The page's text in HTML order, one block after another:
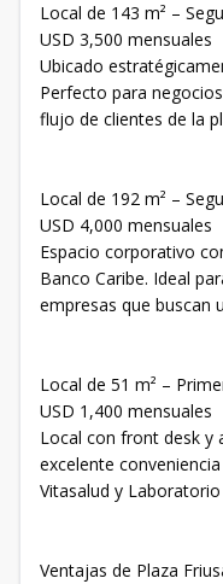
Local de 143 m² –
USD 3,500 mensuales
Ubicado
Perfecto para
flujo de clientes de la
Local de 192 m² –
USD 4,000 mensuales
Espacio corporativo
Banco Caribe. Ideal
empresas que buscan
Local de 51 m² –
USD 1,400 mensuales
Local con front desk y
excelente
Vitasalud y
Ventajas de Plaza